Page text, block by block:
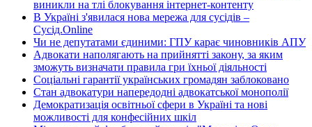
виникли на тлі блокування інтернет-контенту
В Україні з'явилася нова мережа для сусідів –
Сусід.Online
Чи не депутатами єдиними: ГПУ карає чиновників АПУ
Адвокати наполягають на прийнятті закону, за яким
зможуть визначати правила гри їхньої діяльності
Соціальні гарантії українських громадян заблоковано
Стан адвокатури напередодні адвокатської монополії
Демократизація освітньої сфери в Україні та нові
можливості для конфесійних шкіл